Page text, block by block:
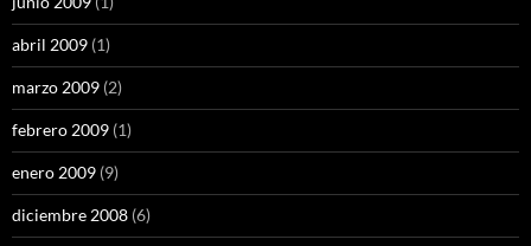
abril 2009 (1)
marzo 2009 (2)
febrero 2009 (1)
enero 2009 (9)
diciembre 2008 (6)